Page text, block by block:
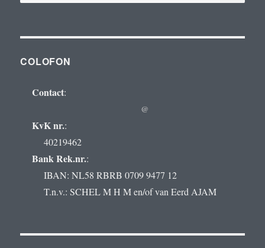
COLOFON
Contact:
@
KvK nr.:
40219462
Bank Rek.nr.:
IBAN: NL58 RBRB 0709 9477 12
T.n.v.: SCHEL M H M en/of van Eerd AJAM